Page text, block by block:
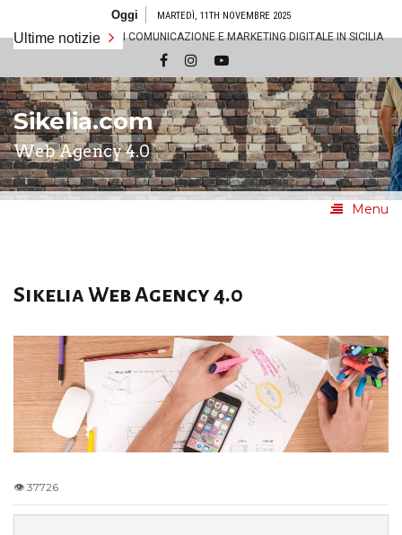
contenuto
Oggi MARTEDÌ, 11TH NOVEMBRE 2025
Ultime notizie
AZIONI DI COMUNICAZIONE E MARKETING DIGITALE IN SICILIA Il
Sikelia.com
Web Agency 4.0
Menu
Sikelia Web Agency 4.0